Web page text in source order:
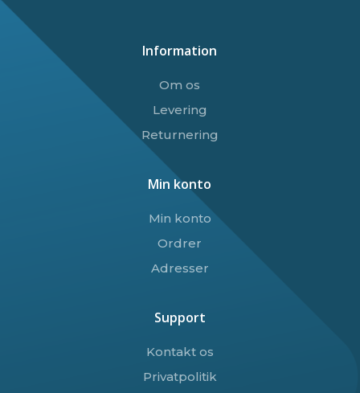
Information
Om os
Levering
Returnering
Min konto
Min konto
Ordrer
Adresser
Support
Kontakt os
Privatpolitik